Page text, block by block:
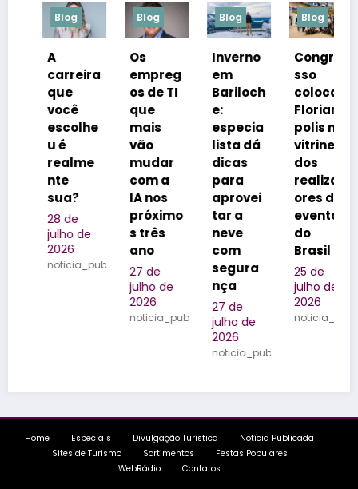
Blog
empreg
os de TI
que
mais
vão
mudar
com a
IA nos
próximo
s três
ano
27 de
noticia_publicada
Blog
Inverno
em
Bariloch
e:
especia
lista dá
dicas
para
aprovei
tar a
neve
com
segura
nça
27 de
julho de
noticia_publicada
Blog
Congre
sso
coloca
polis na
vitrine
dos
realizad
ores de
eventos
do
Brasil
25 de
julho de
2026
noticia_publicada
Blog
Netos
inspira
m
rótulos
e
m o
legado
da
família
na
Quinta
do
Olivard
o
24 de
Especiais Divulgação Turística
Notícia Publicada
Sites de Turismo
Sortimentos
Festas Populares